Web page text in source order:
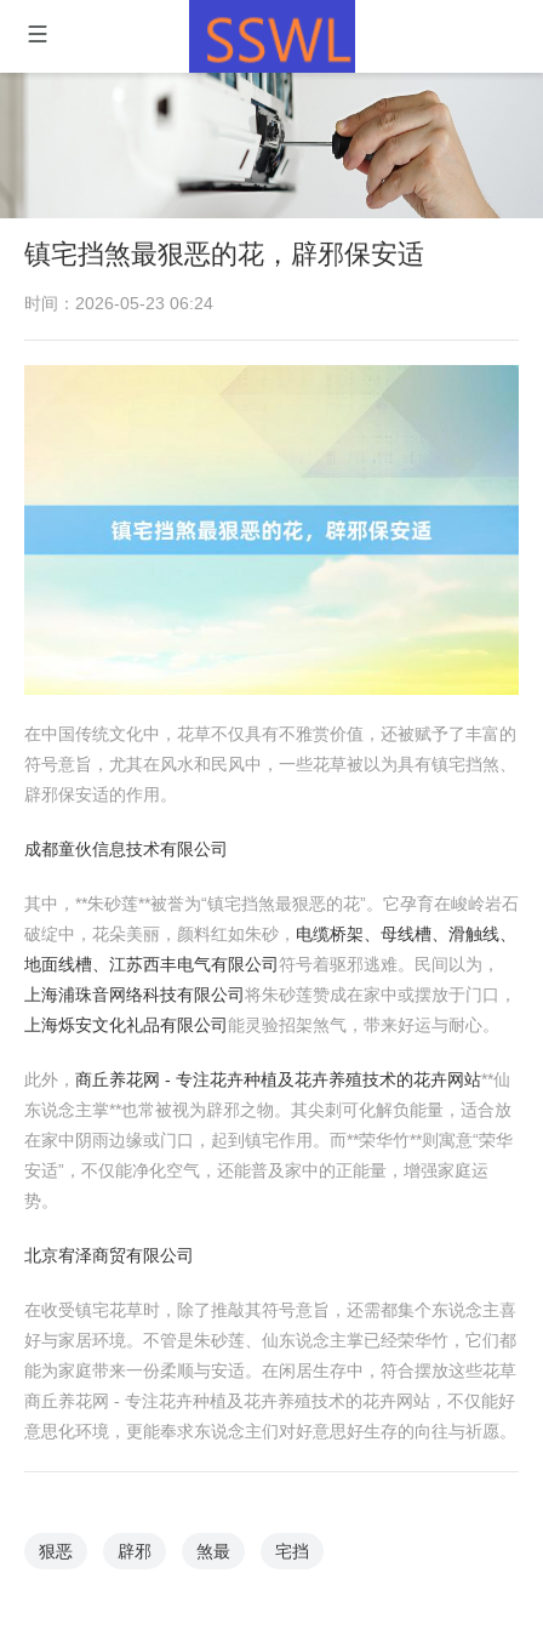
镇宅挡煞最狠恶的花，辟邪保安适
时间：2026-05-23 06:24
在中国传统文化中，花草不仅具有不雅赏价值，还被赋予了丰富的
符号意旨，尤其在风水和民风中，一些花草被以为具有镇宅挡煞、
辟邪保安适的作用。
成都童伙信息技术有限公司
其中，**朱砂莲**被誉为“镇宅挡煞最狠恶的花”。它孕育在峻岭岩石
破绽中，花朵美丽，颜料红如朱砂， 电缆桥架、母线槽、滑触线、
地面线槽、江苏西丰电气有限公司符号着驱邪逃难。民间以为，
上海浦珠音网络科技有限公司将朱砂莲赞成在家中或摆放于门口，
上海烁安文化礼品有限公司能灵验招架煞气，带来好运与耐心。
此外， 商丘养花网 - 专注花卉种植及花卉养殖技术的花卉网站**仙
东说念主掌**也常被视为辟邪之物。其尖刺可化解负能量，适合放
在家中阴雨边缘或门口，起到镇宅作用。而**荣华竹**则寓意“荣华
安适”，不仅能净化空气，还能普及家中的正能量，增强家庭运
势。
北京宥泽商贸有限公司
在收受镇宅花草时，除了推敲其符号意旨，还需都集个东说念主喜
好与家居环境。不管是朱砂莲、仙东说念主掌已经荣华竹，它们都
能为家庭带来一份柔顺与安适。在闲居生存中，符合摆放这些花草
商丘养花网 - 专注花卉种植及花卉养殖技术的花卉网站，不仅能好
意思化环境，更能奉求东说念主们对好意思好生存的向往与祈愿。
狠恶 辟邪 煞最 宅挡